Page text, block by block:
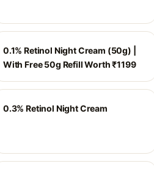
0.1% Retinol Night Cream (50g) |
With Free 50g Refill Worth ₹1199
0.3% Retinol Night Cream